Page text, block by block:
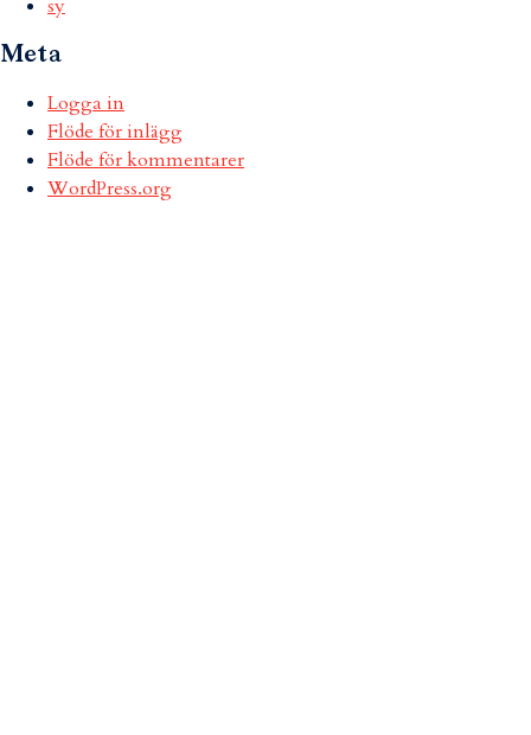
sy
Meta
Logga in
Flöde för inlägg
Flöde för kommentarer
WordPress.org